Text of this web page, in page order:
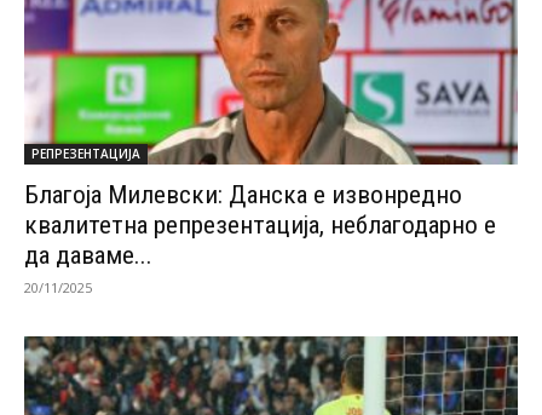
РЕПРЕЗЕНТАЦИЈА
Благоја Милевски: Данска е извонредно
квалитетна репрезентација, неблагодарно е
да даваме...
20/11/2025